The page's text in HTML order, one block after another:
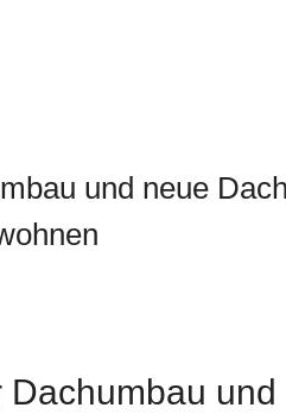
und neue
und